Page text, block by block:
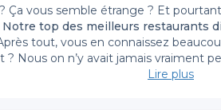
vous semble étrange ? Et
Notre top des meilleurs restaurants
tout, vous en connaissez
Nous on n’y avait jamais vraiment
à Paris pour vivre un moment
Lire plus